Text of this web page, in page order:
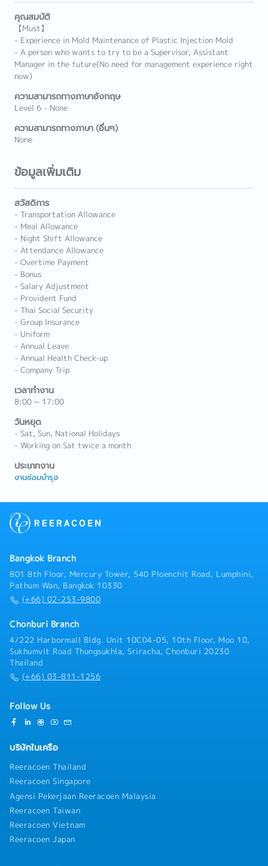
คุณสมบัติ
【Must】
- Experience in Mold Maintenance of Plastic Injection Mold
- A person who wants to try to be a Supervisor, Assistant
Manager in the future(No need for management experience right
now)
ความสามารถทางภาษาอังกฤษ
Level 6 - None
ความสามารถทางภาษา (อื่นๆ)
None
ข้อมูลเพิ่มเติม
สวัสดิการ
- Transportation Allowance
- Meal Allowance
- Night Shift Allowance
- Attendance Allowance
- Overtime Payment
- Bonus
- Salary Adjustment
- Provident Fund
- Thai Social Security
- Group Insurance
- Uniform
- Annual Leave
- Annual Health Check-up
- Company Trip
เวลาทำงาน
8:00 ~ 17:00
วันหยุด
- Sat, Sun, National Holidays
- Working on Sat twice a month
ประเภทงาน
งานซ่อมบำรุง
Bangkok Branch
801 8th Floor, Mercury Tower, 540 Ploenchit Road, Lumphini,
Pathum Wan, Bangkok 10330
(+66) 02-253-9800
Chonburi Branch
4/222 Harbormall Bldg. Unit 10C04-05, 10th Floor, Moo 10,
Sukhumvit Road Thungsukhla, Sriracha, Chonburi 20230
Thailand
(+66) 03-811-1256
Follow Us
บริษัทในเครือ
Reeracoen Thailand
Reeracoen Singapore
Agensi Pekerjaan Reeracoen Malaysia
Reeracoen Taiwan
Reeracoen Vietnam
Reeracoen Japan